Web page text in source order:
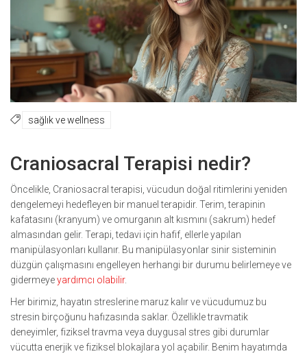
t
sağlık ve wellness
Craniosacral Terapisi nedir?
Öncelikle, Craniosacral terapisi, vücudun doğal ritimlerini yeniden
dengelemeyi hedefleyen bir manuel terapidir. Terim, terapinin
kafatasını (kranyum) ve omurganın alt kısmını (sakrum) hedef
almasından gelir. Terapi, tedavi için hafif, ellerle yapılan
manipülasyonları kullanır. Bu manipülasyonlar sinir sisteminin
düzgün çalışmasını engelleyen herhangi bir durumu belirlemeye ve
gidermeyeyardımcı olabilir.
Her birimiz, hayatın streslerine maruz kalır ve vücudumuz bu
stresin birçoğunu hafızasında saklar. Özellikle travmatik
deneyimler, fiziksel travma veya duygusal stres gibi durumlar
vücutta enerjik ve fiziksel blokajlara yol açabilir. Benim hayatımda